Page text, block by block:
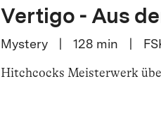
Vertigo - Aus
Mystery 128min
Hitchcocks Meisterwerk